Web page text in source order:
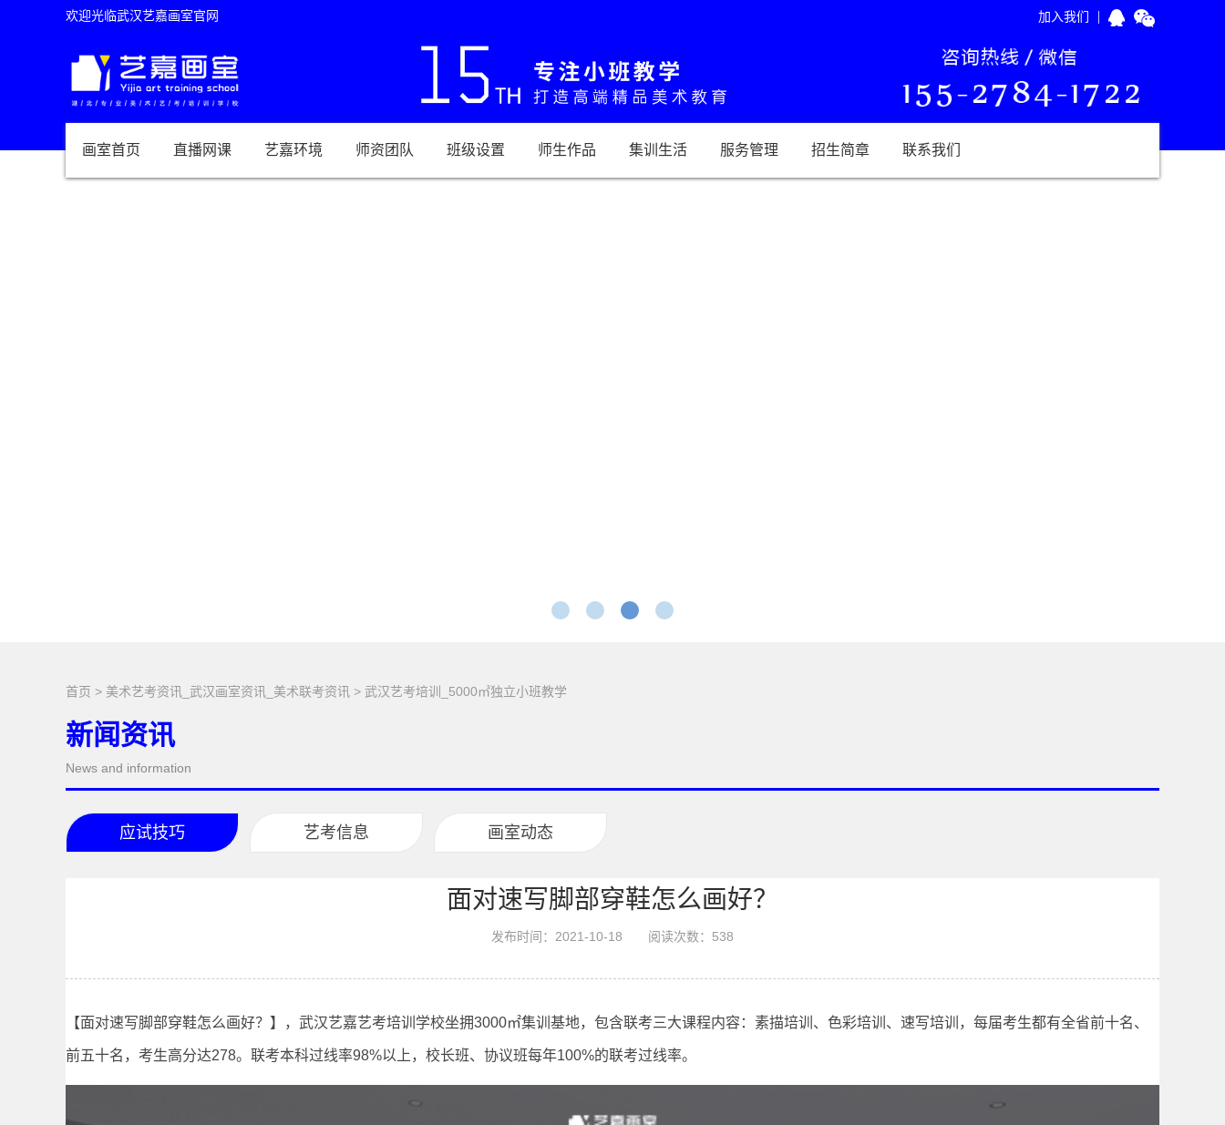
欢迎光临武汉艺嘉画室官网 加入我们 |
画室首页 直播网课 艺嘉环境 师资团队 班级设置 师生作品 集训生活 服务管理 招生简章 联系我们
首页 > 美术艺考资讯_武汉画室资讯_美术联考资讯 > 武汉艺考培训_5000㎡独立小班教学
新闻资讯
News and information
应试技巧 艺考信息 画室动态
面对速写脚部穿鞋怎么画好？
发布时间：2021-10-18 阅读次数： 538
【面对速写脚部穿鞋怎么画好？】，武汉艺嘉艺考培训学校坐拥3000㎡集训基地，包含联考三大课程内容：素描培训、色彩培训、速写培训，每届考生都有全省前十名、
前五十名，考生高分达278。联考本科过线率98%以上，校长班、协议班每年100%的联考过线率。